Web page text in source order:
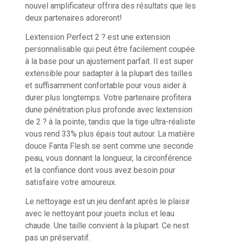
nouvel amplificateur offrira des résultats que les
deux partenaires adoreront!
Lextension Perfect 2 ? est une extension
personnalisable qui peut être facilement coupée
à la base pour un ajustement parfait. Il est super
extensible pour sadapter à la plupart des tailles
et suffisamment confortable pour vous aider à
durer plus longtemps. Votre partenaire profitera
dune pénétration plus profonde avec lextension
de 2 ? à la pointe, tandis que la tige ultra-réaliste
vous rend 33% plus épais tout autour. La matière
douce Fanta Flesh se sent comme une seconde
peau, vous donnant la longueur, la circonférence
et la confiance dont vous avez besoin pour
satisfaire votre amoureux.
Le nettoyage est un jeu denfant après le plaisir
avec le nettoyant pour jouets inclus et leau
chaude. Une taille convient à la plupart. Ce nest
pas un préservatif.